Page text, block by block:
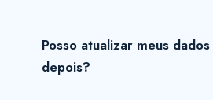
Posso atualizar meus
depois?